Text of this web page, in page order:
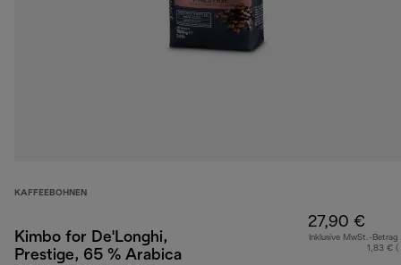
KAFFEEBOHNEN
Kimbo for De'Longhi,
Prestige, 65 % Arabica
27,90 €
Inklusive MwSt.-Betrag
1,83 € (